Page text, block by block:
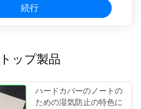
続行
トップ製品
ハードカバーのノートの
ための湿気防止の特色に